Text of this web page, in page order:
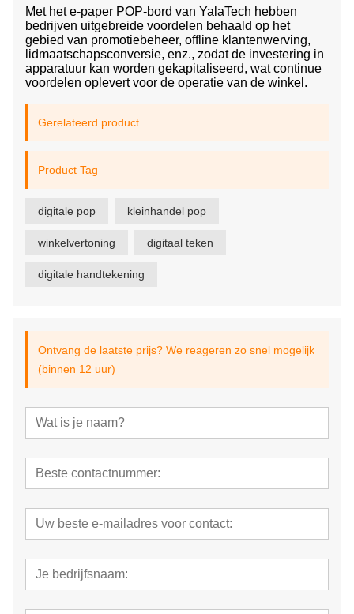
Met het e-paper POP-bord van YalaTech hebben
bedrijven uitgebreide voordelen behaald op het
gebied van promotiebeheer, offline klantenwerving,
lidmaatschapsconversie, enz., zodat de investering in
apparatuur kan worden gekapitaliseerd, wat continue
voordelen oplevert voor de operatie van de winkel.
Gerelateerd product
Product Tag
digitale pop kleinhandel pop
winkelvertoning digitaal teken
digitale handtekening
Ontvang de laatste prijs? We reageren zo snel mogelijk
(binnen 12 uur)